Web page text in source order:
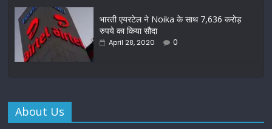
भारती एयरटेल ने Noika के साथ 7,636 करोड़
रुपये का किया सौदा
April 28, 2020 0
About Us